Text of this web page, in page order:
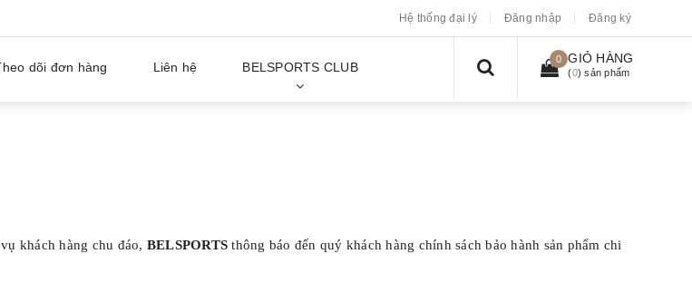
Hệ thống đại lý Đăng nhập Đăng ký
dõi đơn hàng Liên hệ BELSPORTS CLUB
0 GIỎ HÀNG
(0) sản phẩm
khách hàng chu đáo, BELSPORTS thông báo đến quý khách hàng chính sách bảo hành sản phẩm chi